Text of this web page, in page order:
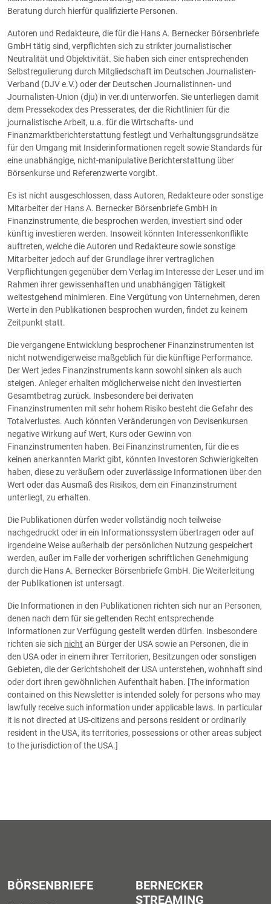
Beratung durch hierfür qualifizierte Personen.
Autoren und Redakteure, die für die Hans A. Bernecker Börsenbriefe
GmbH tätig sind, verpflichten sich zu strikter journalistischer
Neutralität und Objektivität. Sie haben sich einer entsprechenden
Selbstregulierung durch Mitgliedschaft im Deutschen Journalisten-
Verband (DJV e.V.) oder der Deutschen Journalistinnen- und
Journalisten-Union (dju) in ver.di unterworfen. Sie unterliegen damit
dem Pressekodex des Presserates, der die Richtlinien für die
journalistische Arbeit, u.a. für die Wirtschafts- und
Finanzmarktberichterstattung festlegt und Verhaltungsgrundsätze
für den Umgang mit Insiderinformationen regelt sowie Standards für
eine unabhängige, nicht-manipulative Berichterstattung über
Börsenkurse und Referenzwerte vorgibt.
Es ist nicht ausgeschlossen, dass Autoren, Redakteure oder sonstige
Mitarbeiter der Hans A. Bernecker Börsenbriefe GmbH in
Finanzinstrumente, die besprochen werden, investiert sind oder
künftig investieren werden. Insoweit könnten Interessenkonflikte
auftreten, welche die Autoren und Redakteure sowie sonstige
Mitarbeiter jedoch auf der Grundlage ihrer vertraglichen
Verpflichtungen gegenüber dem Verlag im Interesse der Leser und im
Rahmen ihrer gewissenhaften und unabhängigen Tätigkeit
weitestgehend minimieren. Eine Vergütung von Unternehmen, deren
Werte in den Publikationen besprochen wurden, findet zu keinem
Zeitpunkt statt.
Die vergangene Entwicklung besprochener Finanzinstrumenten ist
nicht notwendigerweise maßgeblich für die künftige Performance.
Der Wert jedes Finanzinstruments kann sowohl sinken als auch
steigen. Anleger erhalten möglicherweise nicht den investierten
Gesamtbetrag zurück. Insbesondere bei derivaten
Finanzinstrumenten mit sehr hohem Risiko besteht die Gefahr des
Totalverlustes. Auch könnten Veränderungen von Devisenkursen
negative Wirkung auf Wert, Kurs oder Gewinn von
Finanzinstrumenten haben. Bei Finanzinstrumenten, für die es
keinen anerkannten Markt gibt, könnten Investoren Schwierigkeiten
haben, diese zu veräußern oder zuverlässige Informationen über den
Wert oder das Ausmaß des Risikos, dem ein Finanzinstrument
unterliegt, zu erhalten.
Die Publikationen dürfen weder vollständig noch teilweise
nachgedruckt oder in ein Informationssystem übertragen oder auf
irgendeine Weise außerhalb der persönlichen Nutzung gespeichert
werden, außer im Falle der vorherigen schriftlichen Genehmigung
durch die Hans A. Bernecker Börsenbriefe GmbH. Die Weiterleitung
der Publikationen ist untersagt.
Die Informationen in den Publikationen richten sich nur an Personen,
denen nach dem für sie geltenden Recht entsprechende
Informationen zur Verfügung gestellt werden dürfen. Insbesondere
richten sie sich nicht an Bürger der USA sowie an Personen, die in
den USA oder in einem ihrer Territorien, Besitzungen oder sonstigen
Gebieten, die der Gerichtshoheit der USA unterstehen, wohnhaft sind
oder dort ihren gewöhnlichen Aufenthalt haben. [The information
contained on this Newsletter is intended solely for persons who may
lawfully receive such information under applicable laws. In particular
it is not directed at US-citizens and persons resident or ordinarily
resident in the USA, its territories, possessions or other areas subject
to the jurisdiction of the USA.]
BÖRSENBRIEFE
BERNECKER
STREAMING